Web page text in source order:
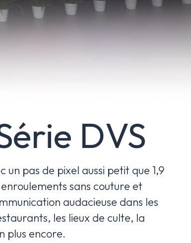
DVS
pas de pixel aussi petit que 1,9
sans couture et
audacieuse dans les
les lieux de culte, la
plus encore.